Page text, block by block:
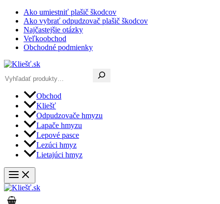
Preskočiť
obsah
Ako umiestniť plašič škodcov
Ako vybrať odpudzovač plašič škodcov
Najčastejšie otázky
Veľkoobchod
Obchodné podmienky
Obchod
Kliešť
Odpudzovače hmyzu
Lapače hmyzu
Lepové pasce
Lezúci hmyz
Lietajúci hmyz